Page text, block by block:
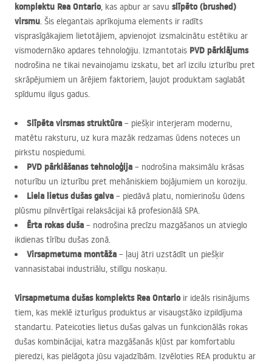
komplektu Rea Ontario, kas apbur ar savu slīpēto (brushed)
virsmu. Šis elegantais aprīkojuma elements ir radīts
visprasīgākajiem lietotājiem, apvienojot izsmalcinātu estētiku ar
vismodernāko apdares tehnoloģiju. Izmantotais PVD pārklājums
nodrošina ne tikai nevainojamu izskatu, bet arī izcilu izturību pret
skrāpējumiem un ārējiem faktoriem, ļaujot produktam saglabāt
spīdumu ilgus gadus.
Slīpēta virsmas struktūra – piešķir interjeram modernu,
matētu raksturu, uz kura mazāk redzamas ūdens noteces un
pirkstu nospiedumi.
PVD pārklāšanas tehnoloģija – nodrošina maksimālu krāsas
noturību un izturību pret mehāniskiem bojājumiem un koroziju.
Liela lietus dušas galva – piedāvā platu, nomierinošu ūdens
plūsmu pilnvērtīgai relaksācijai kā profesionālā SPA.
Ērta rokas duša – nodrošina precīzu mazgāšanos un atvieglo
ikdienas tīrību dušas zonā.
Virsapmetuma montāža – ļauj ātri uzstādīt un piešķir
vannasistabai industriālu, stilīgu noskaņu.
Virsapmetuma dušas komplekts Rea Ontarioir ideāls risinājums
tiem, kas meklē izturīgus produktus ar visaugstāko izpildījuma
standartu. Pateicoties lietus dušas galvas un funkcionālās rokas
dušas kombinācijai, katra mazgāšanās kļūst par komfortablu
pieredzi, kas pielāgota jūsu vajadzībām. Izvēloties REA produktu ar